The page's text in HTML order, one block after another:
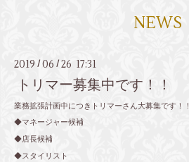
NEWS
2019 /06 /26 17:31
トリマー募集中です！！
業務拡張計画中につきトリマーさん大募集です！！
◆マネージャー候補
◆店長候補
◆スタイリスト